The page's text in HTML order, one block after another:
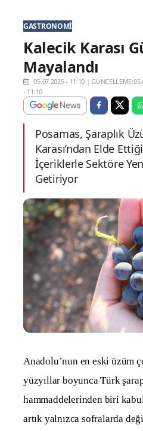
GASTRONOMI
Kalecik Karası
Mayalandı
05.07.2025 - 11:10 |
- 11:10
Posamas, Şaraplık
Karası’ndan Elde
İçeriklerle Sektöre
Getiriyor
Anadolu’nun en eski üzüm
yüzyıllar boyunca Türk
hammaddelerinden biri
artık yalnızca sofralarda